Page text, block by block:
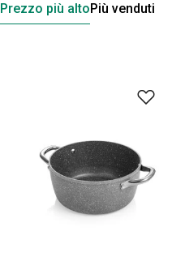
Prezzo più altoPiù venduti